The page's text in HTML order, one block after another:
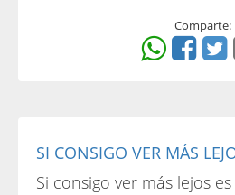
Comparte:
SI CONSIGO VER MÁS
Si consigo ver más lejos